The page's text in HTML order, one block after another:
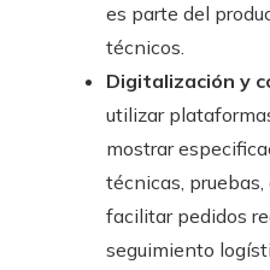
es parte del
técnicos.
Digitalización y
utilizar
mostrar
técnicas, pruebas,
facilitar pedidos
seguimiento